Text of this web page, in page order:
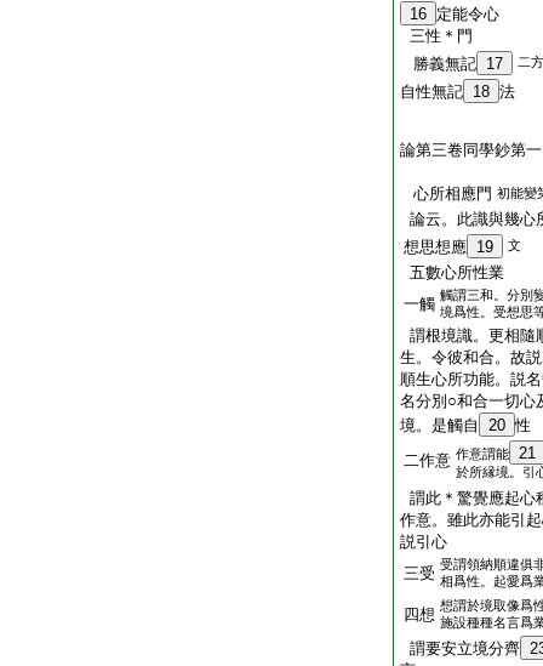
16 定能令心
三性＊門
勝義無記 17 二方
自性無記 18 法
論第三卷同學鈔第一
心所相應門 初能變
論云。此識與幾心
想思想應 19 文
五數心所性業
一觸 觸謂三和。分別
境爲性。受想思
謂根境識。更相隨
生。令彼和合。故
順生心所功能。説
名分別○和合一切心
境。是觸自
20 性
二作意 作意謂能 21
於所縁境。引
謂此＊驚覺應起心
作意。雖此亦能引
説引心
三受 受謂領納順違俱
相爲性。起愛爲
四想 想謂於境取像爲
施設種種名言爲
謂要安立境分齊